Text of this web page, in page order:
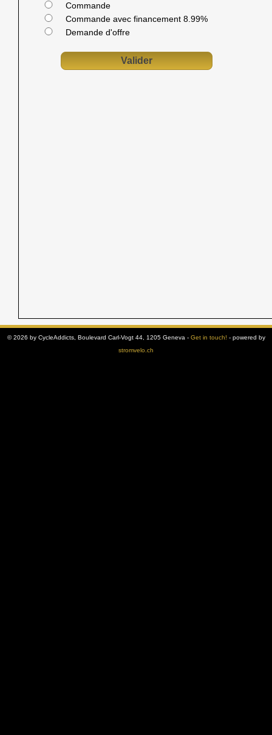
Commande
Commande avec financement 8.99%
Demande d'offre
© 2026 by CycleAddicts, Boulevard Carl-Vogt 44, 1205 Geneva - Get in touch! - powered by
stromvelo.ch